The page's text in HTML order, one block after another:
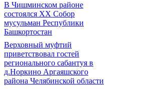
В Чишминском районе
состоялся XX Собор
мусульман Республики
Башкортостан
Верховный муфтий
приветствовал гостей
регионального сабантуя в
д.Норкино Аргаяшского
района Челябинской области